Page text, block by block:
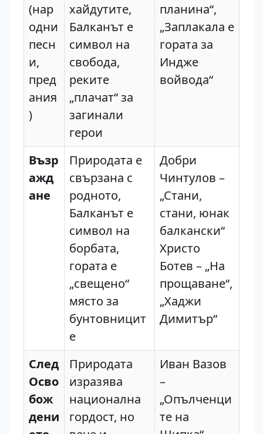
(нар
одни
песн
и,
пред
ания
)
хайдутите,
Балканът е
символ на
свобода,
реките
„плачат“ за
загинали
герои
планина“,
„Заплакала е
гората за
Индже
войвода“
Възр
ажд
ане
Природата е
свързана с
родното,
Балканът е
символ на
борбата,
гората е
„свещено“
място за
бунтовницит
е
Добри
Чинтулов –
„Стани,
стани, юнак
балкански“
Христо
Ботев – „На
прощаване“,
„Хаджи
Димитър“
След
Осво
бож
дени
Природата
изразява
национална
гордост, но
Иван Вазов
–
„Опълченци
те на